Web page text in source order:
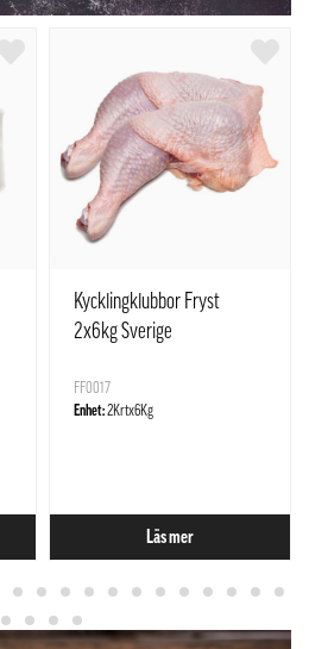
Kycklingklubbor Fryst
2x6kg Sverige
FF0017
Enhet:2Krtx6Kg
Läs mer